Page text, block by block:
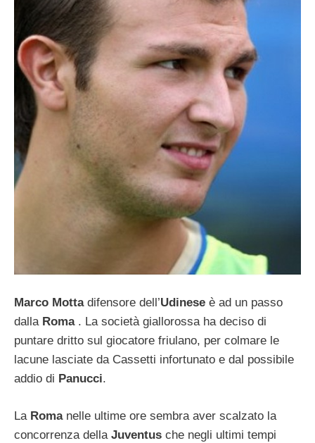
Marco Mottadifensore dell’Udinese è ad un passo
dalla Roma. La società giallorossa ha deciso di
puntare dritto sul giocatore friulano, per colmare le
lacune lasciate da Cassetti infortunato e dal possibile
addio di Panucci.
La Romanelle ultime ore sembra aver scalzato la
concorrenza della Juventus che negli ultimi tempi